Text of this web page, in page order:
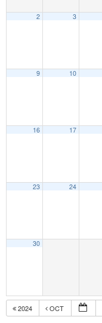
2 3
9 10
16 17
23 24
30
2024 OCT